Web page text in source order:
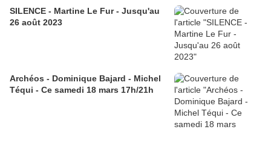
SILENCE - Martine Le Fur - Jusqu'au
26 août 2023
Archéos - Dominique Bajard - Michel
Téqui - Ce samedi 18 mars 17h/21h